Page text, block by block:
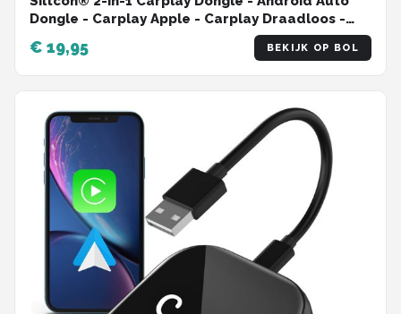
Dongle - Carplay Apple - Carplay Draadloos -
Wireless Carplay - Android Auto - USB - USB-C -
Zwart - 2024 Model
€ 19,95 BEKIJK OP BOL